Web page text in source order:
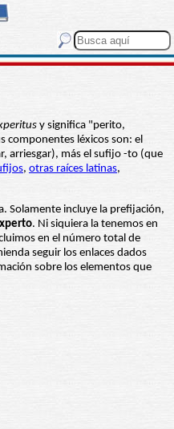
y significa "perito,
componentes léxicos son: el
arriesgar), más el sufijo -to (que
, otras raíces latinas,
Solamente incluye la prefijación,
. Ni siquiera la tenemos en
en el número total de
seguir los enlaces dados
sobre los elementos que